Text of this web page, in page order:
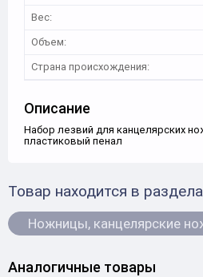
Вес:
Объем:
Страна происхождения:
Описание
Набор лезвий для канцелярских
пластиковый пенал
Товар находится в
Ножницы, канцелярские
Аналогичные товары